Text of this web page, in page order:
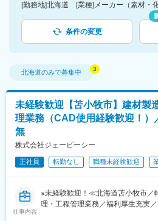
条件の変更
北海道のみで募集中
未経験歓迎【苫小牧市】建材製
理業務（CAD使用経験歓迎！）
無
株式会社ジェーピーシー
正社員 転勤なし 職種未経験歓迎
仕事内容
※未経験歓迎！≪北海道苫小牧市／
理・工程管理業務／福利厚生充実